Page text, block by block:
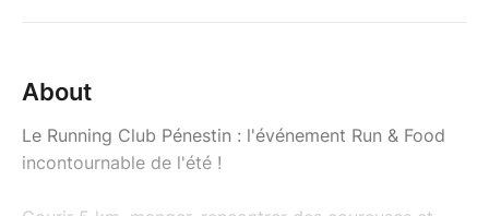
About
Le Running Club Pénestin : l'événement Run & Food
incontournable de l'été !